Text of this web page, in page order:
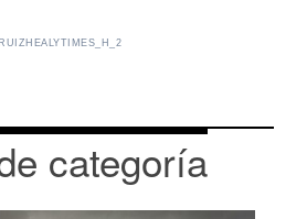
RUIZHEALYTIMES_H_2
categoría